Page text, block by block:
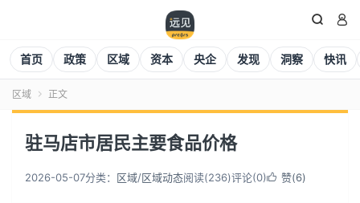
 
首页 政策 区域 资本 央企 发现 洞察 快讯
区域  正文
驻马店市居民主要食品价格
2026-05-07分类： 区域/区域动态阅读(236)评论(0) 赞(6)